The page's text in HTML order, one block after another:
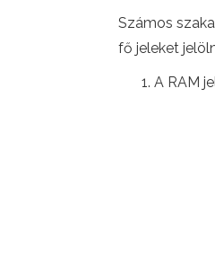
Számos
fő jeleket
A RAM